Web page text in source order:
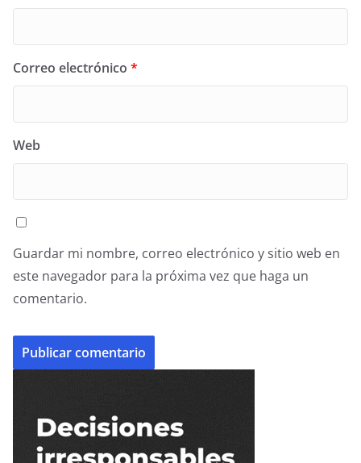
Correo electrónico *
Web
Guardar mi nombre, correo electrónico y sitio web en
este navegador para la próxima vez que haga un
comentario.